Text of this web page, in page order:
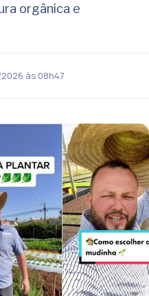
orgânica e
às 08h47